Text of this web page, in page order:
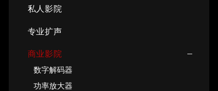
私人影院
专业扩声
商业影院
数字解码器
功率放大器